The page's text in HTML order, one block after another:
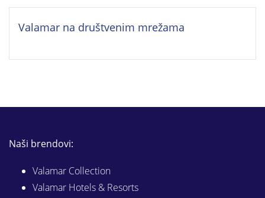
Valamar na društvenim mrežama
Naši brendovi:
Valamar Collection
Valamar Hotels & Resorts